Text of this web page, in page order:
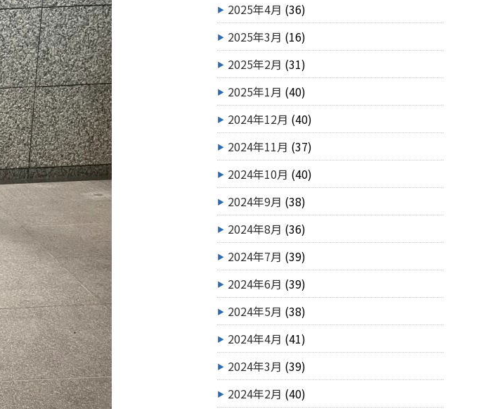
2025年4月 (36)
2025年3月 (16)
2025年2月 (31)
2025年1月 (40)
2024年12月 (40)
2024年11月 (37)
2024年10月 (40)
2024年9月 (38)
2024年8月 (36)
2024年7月 (39)
2024年6月 (39)
2024年5月 (38)
2024年4月 (41)
2024年3月 (39)
2024年2月 (40)